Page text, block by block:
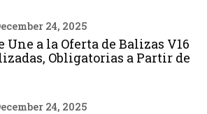
24, 2025
Une a la Oferta de Balizas V16
Obligatorias a Partir de
24, 2025